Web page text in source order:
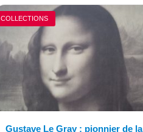
COLLECTIONS
Gustave Le Gray : pionnier de la